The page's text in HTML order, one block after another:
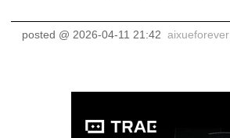
posted @ 2026-04-11 21:42 aixueforever